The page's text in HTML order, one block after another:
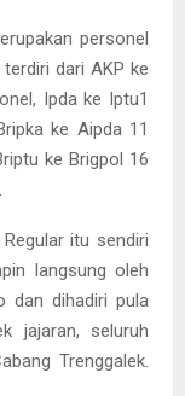
personel
dari AKP ke
Ipda ke Iptu1
ke Aipda 11
ke Brigpol 16
itu sendiri
langsung oleh
dan dihadiri pula
jajaran, seluruh
Trenggalek.